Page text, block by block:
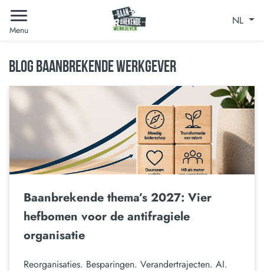
Menu
NL
BLOG BAANBREKENDE WERKGEVER
Baanbrekende thema’s 2027: Vier
hefbomen voor de antifragiele
organisatie
Reorganisaties. Besparingen. Verandertrajecten. AI.